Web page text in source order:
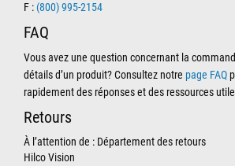
F : (800) 995-2154
FAQ
Vous avez une question concernant la
détails d’un produit? Consultez notre page FAQ
rapidement des réponses et des ressources
Retours
À l’attention de : Département des retours
Hilco Vision